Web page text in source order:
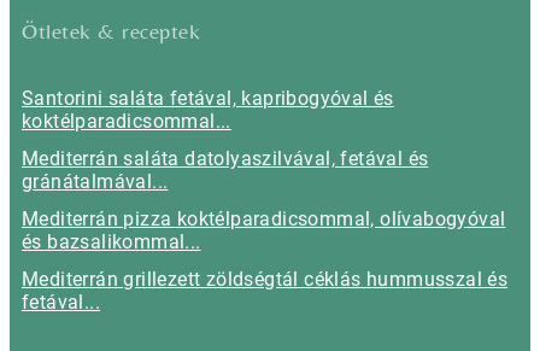
Ötletek & receptek
Santorini saláta fetával, kapribogyóval és
koktélparadicsommal...
Mediterrán saláta datolyaszilvával, fetával és
gránátalmával...
Mediterrán pizza koktélparadicsommal, olívabogyóval
és bazsalikommal...
Mediterrán grillezett zöldségtál céklás hummusszal és
fetával...